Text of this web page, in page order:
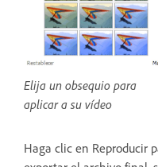
Elija un obsequio para
aplicar a su vídeo
Haga clic en Reproducir